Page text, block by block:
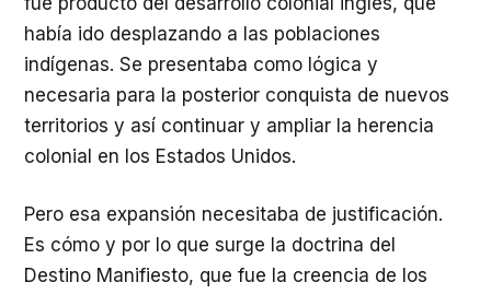
había ido desplazando a las poblaciones
indígenas. Se presentaba como lógica y
necesaria para la posterior conquista de nuevos
territorios y así continuar y ampliar la herencia
colonial en los Estados Unidos.
Pero esa expansión necesitaba de justificación.
Es cómo y por lo que surge la doctrina del
Destino Manifiesto, que fue la creencia de los